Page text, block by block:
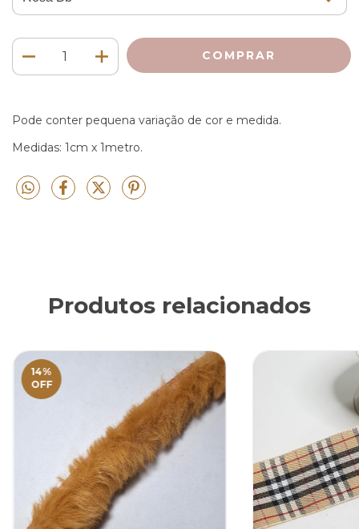
Pode conter pequena variação de cor e medida.
Medidas: 1cm x 1metro.
Produtos relacionados
14%
OFF